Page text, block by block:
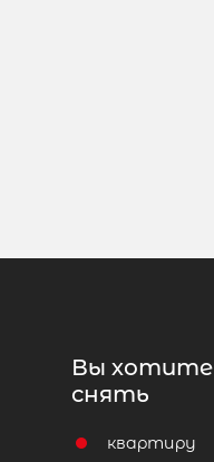
Вы хотите
снять
квартиру